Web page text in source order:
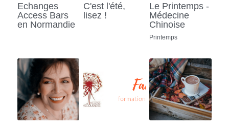
Echanges
Access Bars
en Normandie
C'est l'été,
lisez !
Le Printemps -
Médecine
Chinoise
Printemps